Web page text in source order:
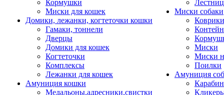
Кормушки
Миски для кошек
Домики, лежанки, когтеточки кошки
Гамаки, тоннели
Дверцы
Домики для кошек
Когтеточки
Комплексы
Лежанки для кошек
Амуниция кошки
Медальоны,адресники,свистки
Миски собаки
Миски
Миски
Поилки
Амуниция